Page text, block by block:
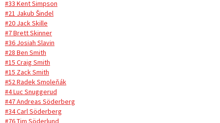
#33 Kent Simpson
#21 Jakub Šindel
#20 Jack Skille
#7 Brett Skinner
#36 Josiah Slavin
#28 Ben Smith
#15 Craig Smith
#15 Zack Smith
#52 Radek Smoleňák
#4 Luc Snuggerud
#47 Andreas Söderberg
#34 Carl Söderberg
#76 Tim Söderlund